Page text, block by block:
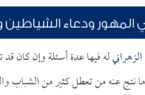
ودعاء الشياطين
له فيها عدة أسئلة وإن كان
نتج عنه من تعطل كثير من الشباب